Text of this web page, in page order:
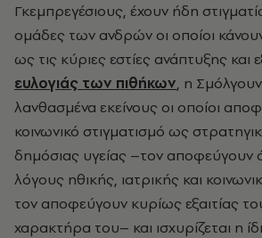
Γκεμπρεγέσιους, έχουν ήδη
ομάδες των ανδρών οι οποίοι
ως τις κύριες εστίες ανάπτυξης
ευλογιάς των πιθήκων, η
λανθασμένα εκείνους οι οποίοι
κοινωνικό στιγματισμό ως
δημόσιας υγείας –τον αποφεύγουν
λόγους ηθικής, ιατρικής και
τον αποφεύγουν κυρίως εξαιτίας
χαρακτήρα του– και ισχυρίζεται η